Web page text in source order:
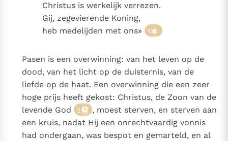
Paus spreekt het Wereldvoedselprogramma toe
Paus Leo XIV in Pavia: "De stad is zowel een gave als
Paus in Pavia: St. Augustinus toont ons de noodzaak om
RK Documenten stelt heel veel belangrijke
kerkelijke documenten van de Rooms
Katholieke Kerk in het Nederlands beschikbaar
en is volledig afhankelijk van donaties.
Ik help mee!
Christus is werkelijk verrezen.
Gij, zegevierende Koning,
heb medelijden met ons»
1
Pasen is een overwinning: van het leven op de
dood, van het licht op de duisternis, van de
liefde op de haat. Een overwinning die een zeer
hoge prijs heeft gekost: Christus, de Zoon van de
levende God
2
, moest sterven, en sterven aan
een kruis, nadat Hij een onrechtvaardig vonnis
had ondergaan, was bespot en gemarteld, en al